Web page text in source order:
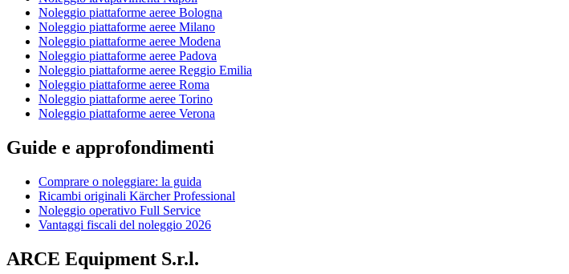
Noleggio piattaforme aeree Bologna
Noleggio piattaforme aeree Milano
Noleggio piattaforme aeree Modena
Noleggio piattaforme aeree Padova
Noleggio piattaforme aeree Reggio Emilia
Noleggio piattaforme aeree Roma
Noleggio piattaforme aeree Torino
Noleggio piattaforme aeree Verona
Guide e approfondimenti
Comprare o noleggiare: la guida
Ricambi originali Kärcher Professional
Noleggio operativo Full Service
Vantaggi fiscali del noleggio 2026
ARCE Equipment S.r.l.